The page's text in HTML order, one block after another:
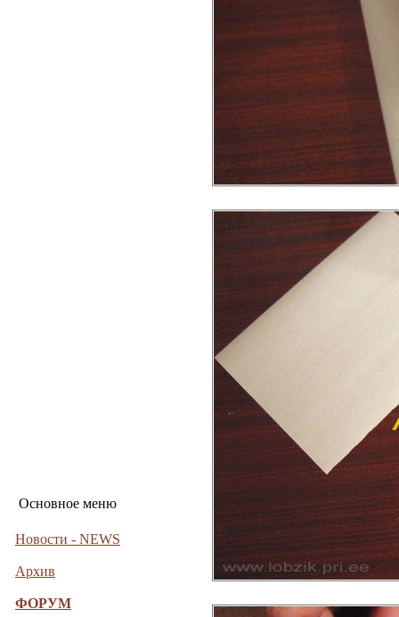
Основное меню
Новости - NEWS
Архив
ФОРУМ